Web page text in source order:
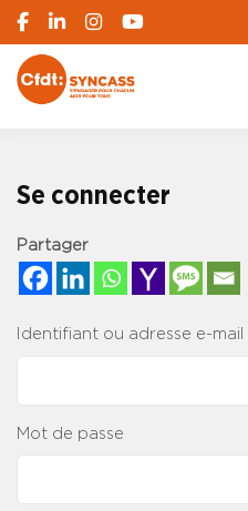
Se connecter
Partager
Identifiant ou adresse e-mail
Mot de passe